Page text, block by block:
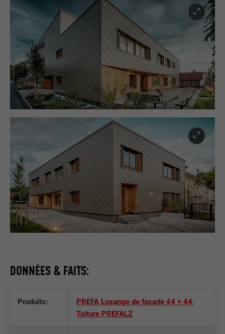
DONNÉES & FAITS:
Produits: PREFA Losange de façade 44 × 44;
Toiture PREFALZ